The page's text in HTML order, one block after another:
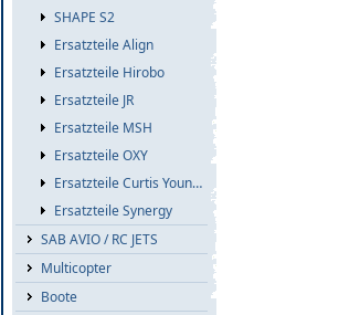
SHAPE S2
Ersatzteile Align
Ersatzteile Hirobo
Ersatzteile JR
Ersatzteile MSH
Ersatzteile OXY
Ersatzteile Curtis Youngblood
Ersatzteile Synergy
SAB AVIO / RC JETS
Multicopter
Boote